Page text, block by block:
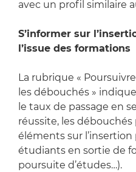
avec un profil similaire
S’informer sur
l’issue des formations
La rubrique «
les débouchés »
le taux de passage en
réussite, les
éléments sur
étudiants en sortie de
poursuite d’études…).